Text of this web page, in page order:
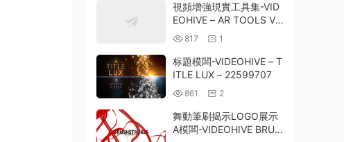
視頻增強現實工具集-VID
EOHIVE – AR TOOLS V2
– 27596414
817 1
标題模闆-VIDEOHIVE – T
ITLE LUX – 22599707
861 2
舞動筆刷揭示LOGO展示
A模闆-VIDEOHIVE BRUS